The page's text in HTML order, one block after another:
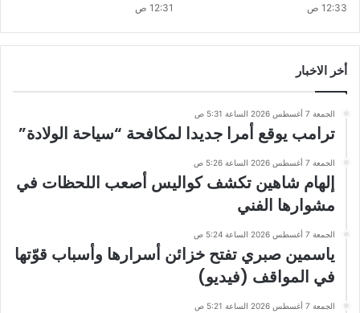
12:33 ص
12:31 ص
أخر الاخبار
الجمعة 7 أغسطس 2026 الساعة 5:31 ص
ترامب يوقع أمرا جديدا لمكافحة “سياحة الولادة”
الجمعة 7 أغسطس 2026 الساعة 5:26 ص
إلهام شاهين تكشف كواليس أصعب اللحظات في
مشوارها الفني
الجمعة 7 أغسطس 2026 الساعة 5:24 ص
ياسمين صبري تفتح خزائن أسرارها وأسباب قوّتها
في المواقف (فيديو)
الجمعة 7 أغسطس 2026 الساعة 5:21 ص